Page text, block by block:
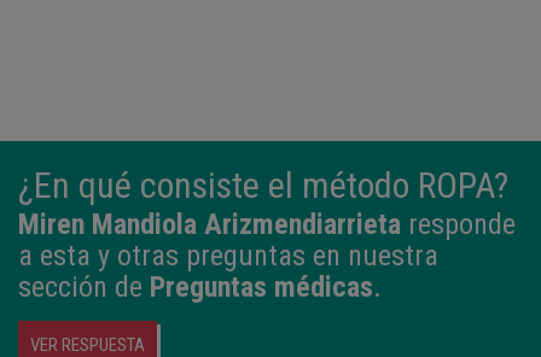
¿En qué consiste el método ROPA?
Miren Mandiola Arizmendiarrieta responde
a esta y otras preguntas en nuestra
sección de Preguntas médicas.
VER RESPUESTA